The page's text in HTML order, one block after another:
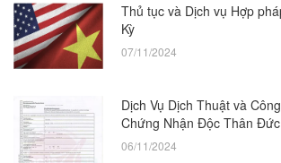
Thủ tục và Dịch vụ Hợp
Kỳ
07/11/2024
Dịch Vụ Dịch Thuật và
Chứng Nhận Độc Thân Đức
06/11/2024